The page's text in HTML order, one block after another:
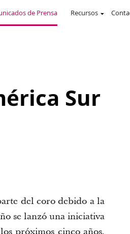
de Prensa Recursos
Sur
del coro debido a la
se lanzó una iniciativa